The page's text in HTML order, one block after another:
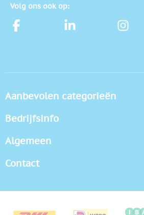
Volg ons ook op:
Aanbevolen categorieën
Bedrijfsinfo
Algemeen
Contact